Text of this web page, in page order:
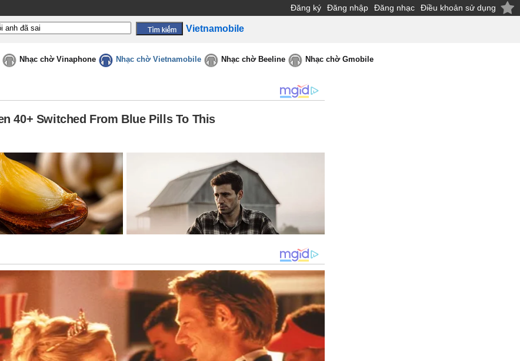
Đăng ký Đăng nhập Đăng nhạc Điều khoản sử dụng
Vietnamobile
Nhạc chờ Vinaphone Nhạc chờ Vietnamobile Nhạc chờ Beeline Nhạc chờ Gmobile